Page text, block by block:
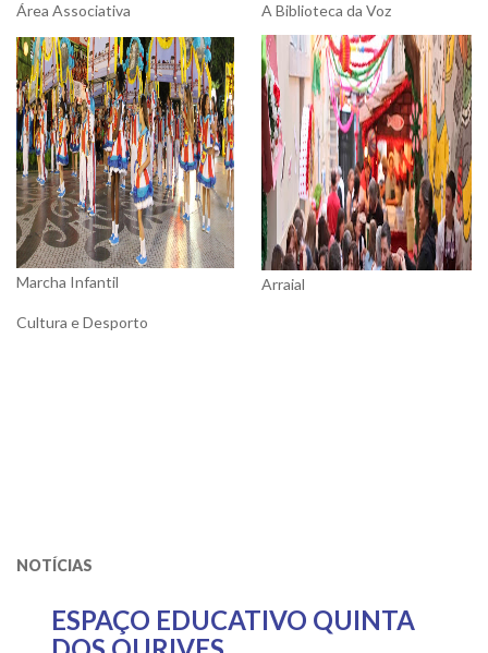
Área Associativa A Biblioteca da Voz
Marcha Infantil Arraial
Cultura e Desporto
NOTÍCIAS
ESPAÇO EDUCATIVO QUINTA